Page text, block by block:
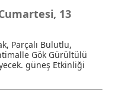
13
Parçalı Bulutlu,
Gök Gürültülü
güneş Etkinliği